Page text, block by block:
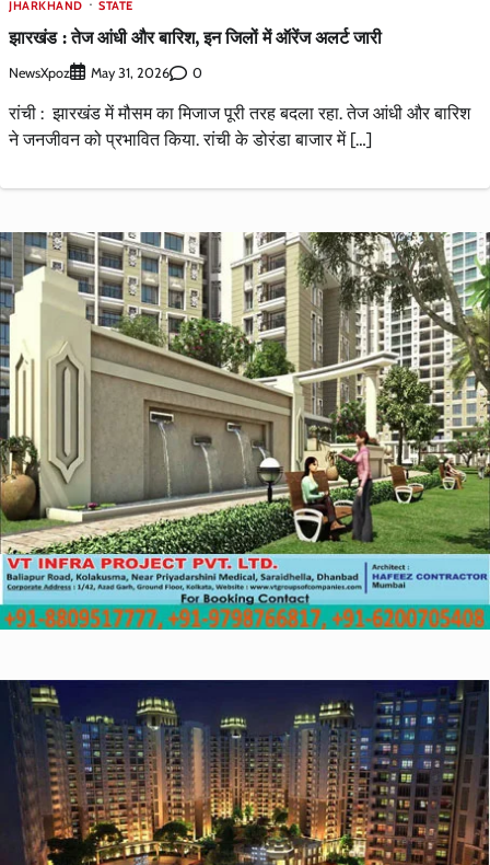
JHARKHAND STATE
झारखंड : तेज आंधी और बारिश, इन जिलों में ऑरेंज अलर्ट जारी
NewsXpoz May 31, 2026 0
रांची : झारखंड में मौसम का मिजाज पूरी तरह बदला रहा. तेज आंधी और बारिश
ने जनजीवन को प्रभावित किया. रांची के डोरंडा बाजार में […]